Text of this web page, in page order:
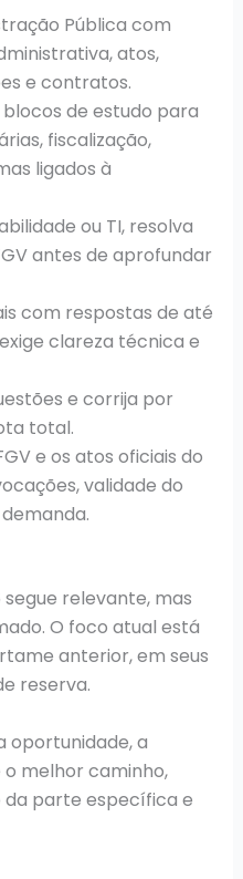
Pública com
atos,
e contratos.
blocos de estudo para
fiscalização,
ligados à
ou TI, resolva
antes de aprofundar
com respostas de até
clareza técnica e
e corrija por
total.
e os atos oficiais do
validade do
relevante, mas
O foco atual está
anterior, em seus
reserva.
oportunidade, a
melhor caminho,
parte específica e